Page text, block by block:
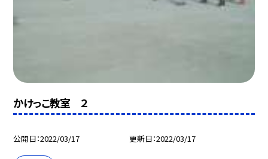
かけっこ教室 ２
公開日 2022/03/17 更新日 2022/03/17